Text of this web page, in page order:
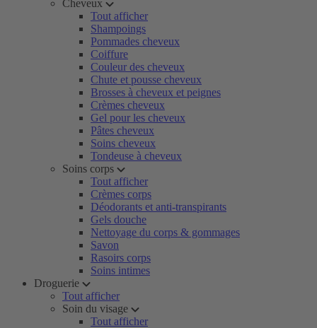
Cheveux
Tout afficher
Shampoings
Pommades cheveux
Coiffure
Couleur des cheveux
Chute et pousse cheveux
Brosses à cheveux et peignes
Crèmes cheveux
Gel pour les cheveux
Pâtes cheveux
Soins cheveux
Tondeuse à cheveux
Soins corps
Tout afficher
Crèmes corps
Déodorants et anti-transpirants
Gels douche
Nettoyage du corps & gommages
Savon
Rasoirs corps
Soins intimes
Droguerie
Tout afficher
Soin du visage
Tout afficher